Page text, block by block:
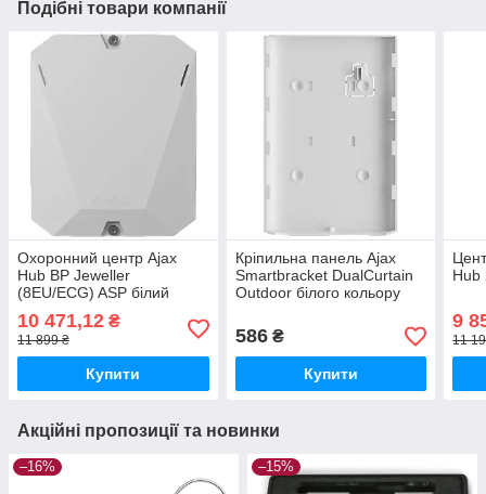
Подібні товари компанії
Охоронний центр Ajax
Hub BP Jeweller
(8EU/ECG) ASP білий
10 471,12 ₴
11 899 ₴
Купити
Кріпильна панель Ajax
Smartbracket DualCurtain
Outdoor білого кольору
586₴
Купити
Hub
9
11
Акційні пропозиції та новинки
–16% –15%